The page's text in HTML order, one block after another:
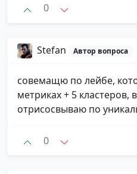
0
Stefan Автор вопроса
совемащю по лейбе,
метриках + 5 кластеров,
отрисосвываю по
0